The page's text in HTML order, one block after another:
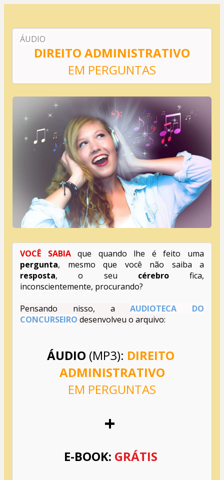
ÁUDIO
DIREITO ADMINISTRATIVO
EM PERGUNTAS
VOCÊ SABIA
pergunta
resposta, o seu cérebro fica,
inconscientemente, procurando?
Pensando nisso, a AUDIOTECA DO
CONCURSEIRO desenvolveu o arquivo:
ÁUDIO (MP3): DIREITO
ADMINISTRATIVO
EM PERGUNTAS
+
E-BOOK: GRÁTIS